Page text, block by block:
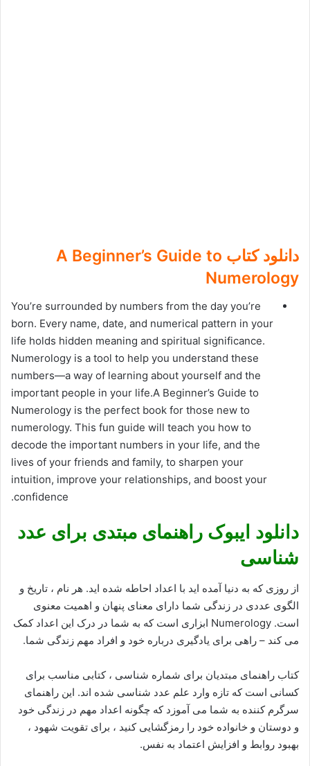
دانلود کتاب A Beginner’s Guide to
Numerology
You’re surrounded by numbers from the day you’re
born. Every name, date, and numerical pattern in your
life holds hidden meaning and spiritual significance.
Numerology is a tool to help you understand these
numbers―a way of learning about yourself and the
important people in your life.A Beginner’s Guide to
Numerology is the perfect book for those new to
numerology. This fun guide will teach you how to
decode the important numbers in your life, and the
lives of your friends and family, to sharpen your
intuition, improve your relationships, and boost your
confidence.
دانلود ایبوک راهنمای مبتدی برای عدد
شناسی
از روزی که به دنیا آمده اید با اعداد احاطه شده اید. هر نام ، تاریخ و
الگوی عددی در زندگی شما دارای معنای پنهان و اهمیت معنوی
است. Numerology ابزاری است که به شما در درک این اعداد کمک
می کند – راهی برای یادگیری درباره خود و افراد مهم زندگی شما.
کتاب راهنمای مبتدیان برای شماره شناسی ، کتابی مناسب برای
کسانی است که تازه وارد علم عدد شناسی شده اند. این راهنمای
سرگرم کننده به شما می آموزد که چگونه اعداد مهم در زندگی خود
و دوستان و خانواده خود را رمزگشایی کنید ، برای تقویت شهود ،
بهبود روابط و افزایش اعتماد به نفس.